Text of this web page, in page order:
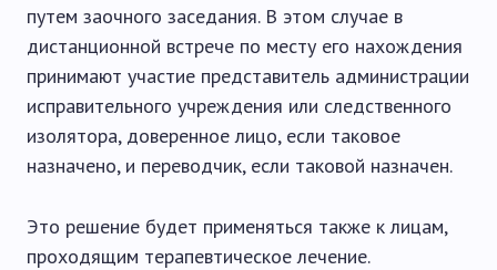
путем заочного заседания. В этом случае в
дистанционной встрече по месту его нахождения
принимают участие представитель администрации
исправительного учреждения или следственного
изолятора, доверенное лицо, если таковое
назначено, и переводчик, если таковой назначен.
Это решение будет применяться также к лицам,
проходящим терапевтическое лечение.